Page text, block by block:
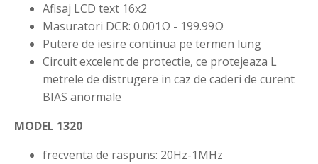
Afisaj LCD text 16x2
Masuratori DCR: 0.001Ω - 199.99Ω
Putere de iesire continua pe termen lung
Circuit excelent de protectie, ce protejeaza L
metrele de distrugere in caz de caderi de curent
BIAS anormale
MODEL 1320
frecventa de raspuns: 20Hz-1MHz